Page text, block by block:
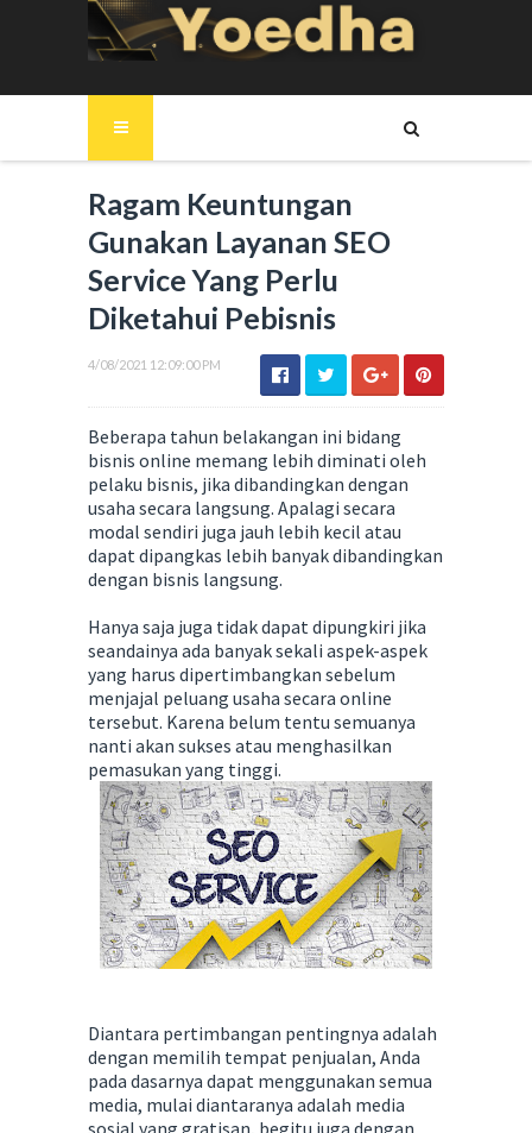
Ragam Keuntungan
Gunakan Layanan SEO
Service Yang Perlu
Diketahui Pebisnis
4/08/2021 12:09:00 PM
Beberapa tahun belakangan ini bidang
bisnis online memang lebih diminati oleh
pelaku bisnis, jika dibandingkan dengan
usaha secara langsung. Apalagi secara
modal sendiri juga jauh lebih kecil atau
dapat dipangkas lebih banyak dibandingkan
dengan bisnis langsung.
Hanya saja juga tidak dapat dipungkiri jika
seandainya ada banyak sekali aspek-aspek
yang harus dipertimbangkan sebelum
menjajal peluang usaha secara online
tersebut. Karena belum tentu semuanya
nanti akan sukses atau menghasilkan
pemasukan yang tinggi.
Diantara pertimbangan pentingnya adalah
dengan memilih tempat penjualan, Anda
pada dasarnya dapat menggunakan semua
media, mulai diantaranya adalah media
sosial yang gratisan, begitu juga dengan